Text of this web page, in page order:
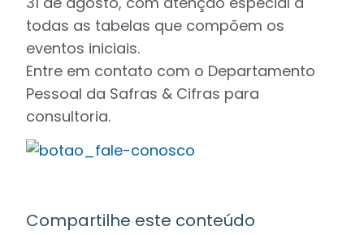
todas as tabelas que compõem os
eventos iniciais.
Entre em contato com o Departamento
Pessoal da Safras & Cifras para
consultoria.
Compartilhe este conteúdo